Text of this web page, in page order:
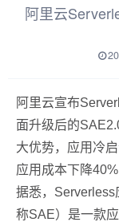
阿里云
阿里云宣布
面升级后的
大优势，应用冷
应用成本下降40%
据悉，Serverless
称SAE）是一款